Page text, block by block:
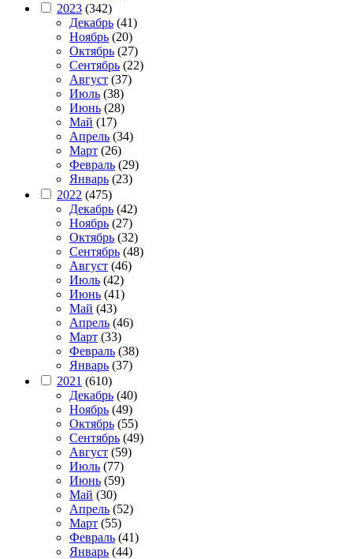
2023 (342)
Декабрь (41)
Ноябрь (20)
Октябрь (27)
Сентябрь (22)
Август (37)
Июль (38)
Июнь (28)
Май (17)
Апрель (34)
Март (26)
Февраль (29)
Январь (23)
2022 (475)
Декабрь (42)
Ноябрь (27)
Октябрь (32)
Сентябрь (48)
Август (46)
Июль (42)
Июнь (41)
Май (43)
Апрель (46)
Март (33)
Февраль (38)
Январь (37)
2021 (610)
Декабрь (40)
Ноябрь (49)
Октябрь (55)
Сентябрь (49)
Август (59)
Июль (77)
Июнь (59)
Май (30)
Апрель (52)
Март (55)
Февраль (41)
Январь (44)